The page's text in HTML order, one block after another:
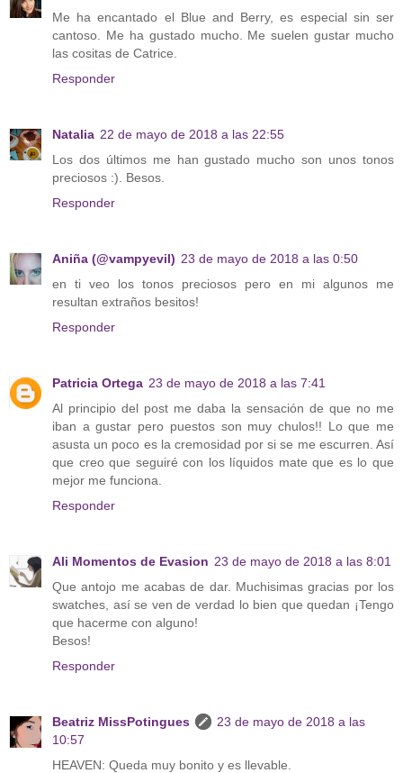
Me ha encantado el Blue and Berry, es especial sin ser
cantoso. Me ha gustado mucho. Me suelen gustar mucho
las cositas de Catrice.
Responder
Natalia 22 de mayo de 2018 a las 22:55
Los dos últimos me han gustado mucho son unos tonos
preciosos :). Besos.
Responder
Aniña (@vampyevil) 23 de mayo de 2018 a las 0:50
en ti veo los tonos preciosos pero en mi algunos me
resultan extraños besitos!
Responder
Patricia Ortega 23 de mayo de 2018 a las 7:41
Al principio del post me daba la sensación de que no me
iban a gustar pero puestos son muy chulos!! Lo que me
asusta un poco es la cremosidad por si se me escurren. Así
que creo que seguiré con los líquidos mate que es lo que
mejor me funciona.
Responder
Ali Momentos de Evasion 23 de mayo de 2018 a las 8:01
Que antojo me acabas de dar. Muchisimas gracias por los
swatches, así se ven de verdad lo bien que quedan ¡Tengo
que hacerme con alguno!
Besos!
Responder
Beatriz MissPotingues
23 de mayo de 2018 a las
10:57
HEAVEN: Queda muy bonito y es llevable.